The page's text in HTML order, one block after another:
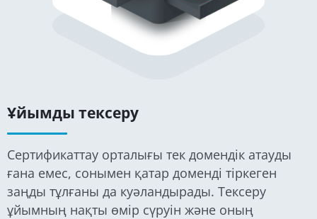
Ұйымды тексеру
Сертификаттау орталығы тек домендік атауды
ғана емес, сонымен қатар доменді тіркеген
заңды тұлғаны да куәландырады. Тексеру
ұйымның нақты өмір сүруін және оның